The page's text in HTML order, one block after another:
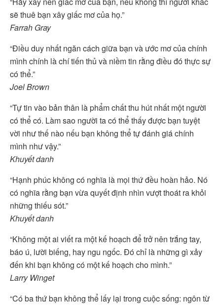
sẽ thuê bạn xây giấc mơ của họ.”
Farrah Gray
“Điều duy nhất ngăn cách giữa bạn và ước mơ của chính
mình chính là chí tiến thủ và niềm tin rằng điều đó thực sự
có thể.”
Joel Brown
“Tự tin vào bản thân là phẩm chất thu hút nhất một người
có thể có. Làm sao người ta có thể thấy được bạn tuyệt
vời như thế nào nếu bạn không thể tự đánh giá chính
mình như vậy.”
Khuyết danh
“Hạnh phúc không có nghĩa là mọi thứ đều hoàn hảo. Nó
có nghĩa rằng bạn vừa quyết định nhìn vượt thoát ra khỏi
những thiếu sót.”
Khuyết danh
“Không một ai viết ra một kế hoạch để trở nên trắng tay,
báo ú, lười biếng, hay ngu ngốc. Đó chỉ là những gì xảy
đến khi bạn không có một kế hoạch cho mình.”
Larry Winget
“Có ba thứ bạn không thể lấy lại trong cuộc sống: ngôn từ